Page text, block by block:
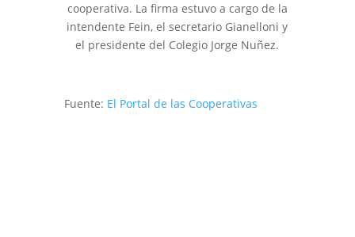
cooperativa. La firma estuvo a cargo de la
intendente Fein, el secretario Gianelloni y
el presidente del Colegio Jorge Nuñez.
Fuente: El Portal de las Cooperativas